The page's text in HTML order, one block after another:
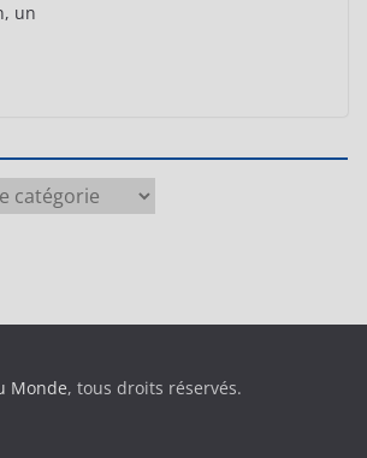
un
Monde, tous droits réservés.